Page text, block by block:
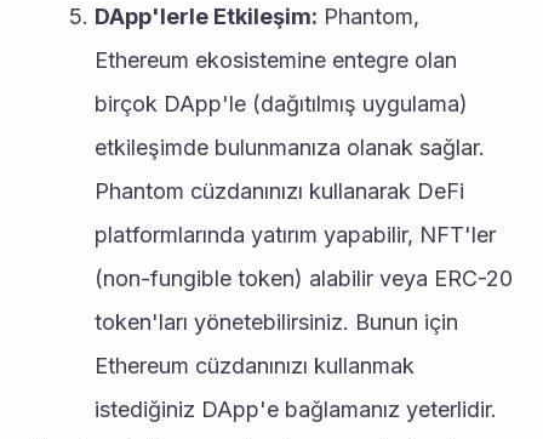
DApp'lerle Etkileşim: Phantom,
Ethereum ekosistemine entegre olan
birçok DApp'le (dağıtılmış uygulama)
etkileşimde bulunmanıza olanak sağlar.
Phantom cüzdanınızı kullanarak DeFi
platformlarında yatırım yapabilir, NFT'ler
(non-fungible token) alabilir veya ERC-20
token'ları yönetebilirsiniz. Bunun için
Ethereum cüzdanınızı kullanmak
istediğiniz DApp'e bağlamanız yeterlidir.